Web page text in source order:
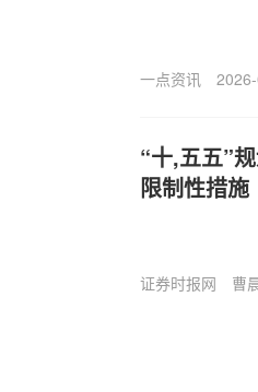
一点资讯
“十,五五”
限制性措施
证券时报网 曹